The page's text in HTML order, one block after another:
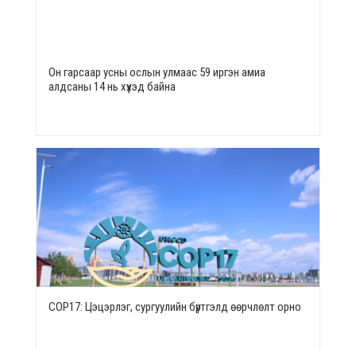
Он гарсаар усны ослын улмаас 59 иргэн амиа
алдсаны 14 нь хүүхэд байна
СОР17: Цэцэрлэг, сургуулийн бүртгэлд өөрчлөлт орно